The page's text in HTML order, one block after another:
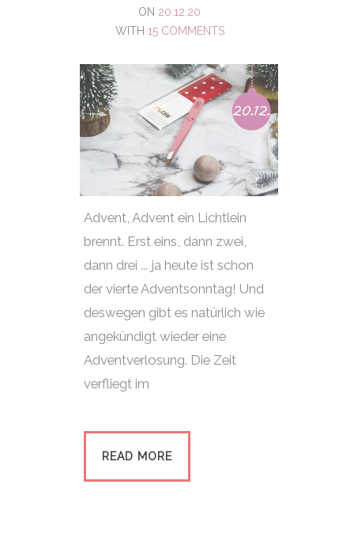
ON 20.12.20
WITH 15 COMMENTS
Advent, Advent ein Lichtlein
brennt. Erst eins, dann zwei,
dann drei ... ja heute ist schon
der vierte Adventsonntag! Und
deswegen gibt es natürlich wie
angekündigt wieder eine
Adventverlosung. Die Zeit
verfliegt im
READ MORE